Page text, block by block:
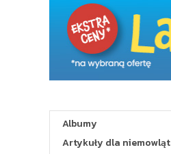
Albumy
Artykuły dla niemowląt